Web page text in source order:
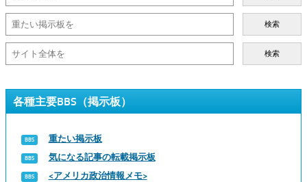
検索
検索
各種主要BBS（掲示板）
重たい掲示板
気になる記事の転載掲示板
<アメリカ政治情報メモ>